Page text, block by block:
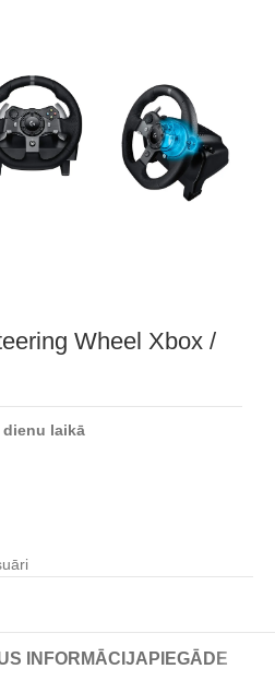
Wheel Xbox /
dienu laikā
INFORMĀCIJA PIEGĀDE